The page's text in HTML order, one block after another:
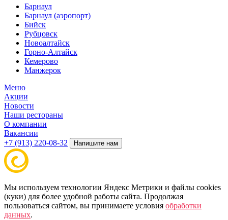
Барнаул
Барнаул (аэропорт)
Бийск
Рубцовск
Новоалтайск
Горно-Алтайск
Кемерово
Манжерок
Меню
Акции
Новости
Наши рестораны
О компании
Вакансии
+7 (913) 220-08-32
Напишите нам
Мы используем технологии Яндекс Метрики и файлы cookies
(куки) для более удобной работы сайта. Продолжая
пользоваться сайтом, вы принимаете условия обработки
данных.